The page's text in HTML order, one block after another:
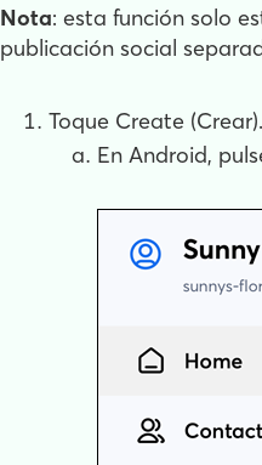
Nota: esta función solo
publicación social
Toque Create (Crear).
En Android,